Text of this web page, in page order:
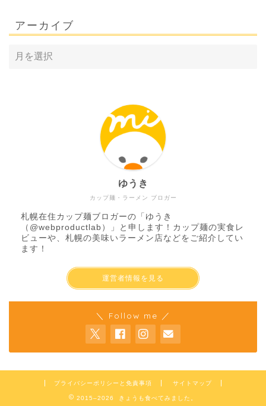
アーカイブ
カップ麺・ラーメン ブロガー
ゆうき
札幌在住カップ麺ブロガーの「ゆうき
（ @webproductlab ）」と申します！カップ麺の実食レ
ビューや、札幌の美味いラーメン店などをご紹介してい
ます！
運営者情報を見る
＼ Follow me ／
プライバシーポリシーと免責事項 サイトマップ
2015–2026 きょうも食べてみました。